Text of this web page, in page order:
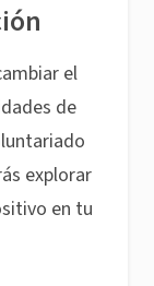
el
de
explorar
en tu